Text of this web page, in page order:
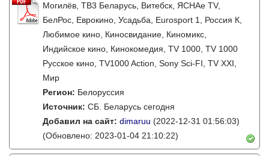
Могилёв, ТВ3 Беларусь, Витебск, ЯСНАе TV,
БелРос, Еврокино, Усадьба, Eurosport 1, Россия К,
Любимое кино, Киносвидание, Киномикс,
Индийское кино, Кинокомедия, TV 1000, TV 1000
Русское кино, TV1000 Action, Sony Sci-FI, TV XXI,
Мир
Регион: Белоруссия
Источник: СБ. Беларусь сегодня
Добавил на сайт: dimaruu (2022-12-31 01:56:03)
(Обновлено: 2023-01-04 21:10:22)